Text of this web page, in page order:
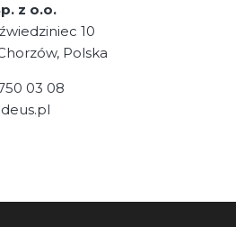
z o.o.
10
Polska
03 08